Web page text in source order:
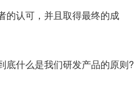
的认可，并且取得最终的成
底什么是我们研发产品的原则?